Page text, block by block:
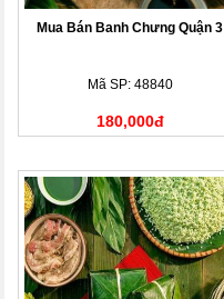
Mua Bán Banh Chưng Quận 3
Mã SP: 48840
180,000đ